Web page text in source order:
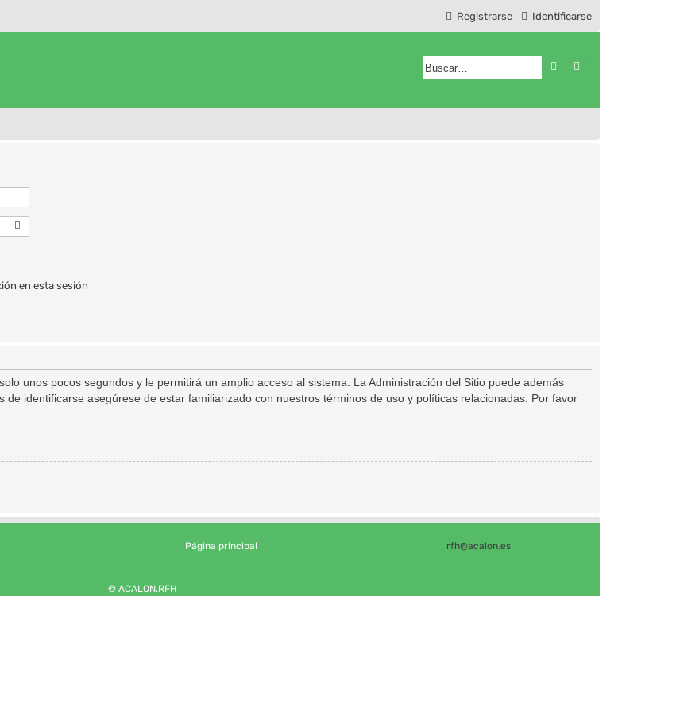
Identificarse
Registrarse
Buscar
en esta sesión
unos pocos segundos y le permitirá un amplio acceso al sistema. La Administración del Sitio puede además
identificarse asegúrese de estar familiarizado con nuestros términos de uso y políticas relacionadas. Por favor
Página principal rfh@acalon.es
© ACALON.RFH